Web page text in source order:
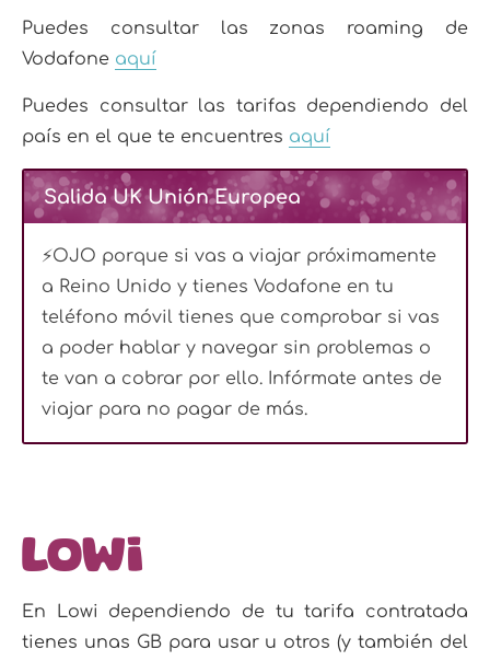
Puedes consultar las zonas roaming de
Vodafone aquí
Puedes consultar las tarifas dependiendo del
país en el que te encuentres aquí
Salida UK Unión Europea
⚡OJO porque si vas a viajar próximamente
a Reino Unido y tienes Vodafone en tu
teléfono móvil tienes que comprobar si vas
a poder hablar y navegar sin problemas o
te van a cobrar por ello. Infórmate antes de
viajar para no pagar de más.
Lowi
En Lowi dependiendo de tu tarifa contratada
tienes unas GB para usar u otros (y también del